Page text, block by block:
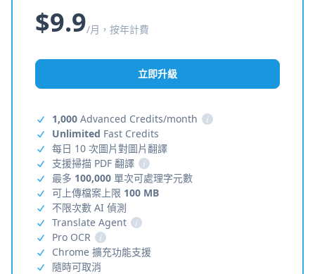
$9.9/月，按年計費
立即升級
1,000 Advanced Credits/month
i
Unlimited Fast Credits
每日 10 次圖片對圖片翻譯
支援掃描 PDF 翻譯
i
最多 100,000 單次可處理字元數
可上傳檔案上限 100 MB
不限次數 AI 偵測
Translate Agent
i
Pro OCR
i
Chrome 擴充功能支援
隨時可取消